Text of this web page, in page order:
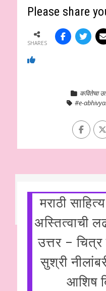
Please share
SHARES
कवितेचा
#e-
मराठी
अस्तित्वाची
उत्तर –
सुश्री
आशिष